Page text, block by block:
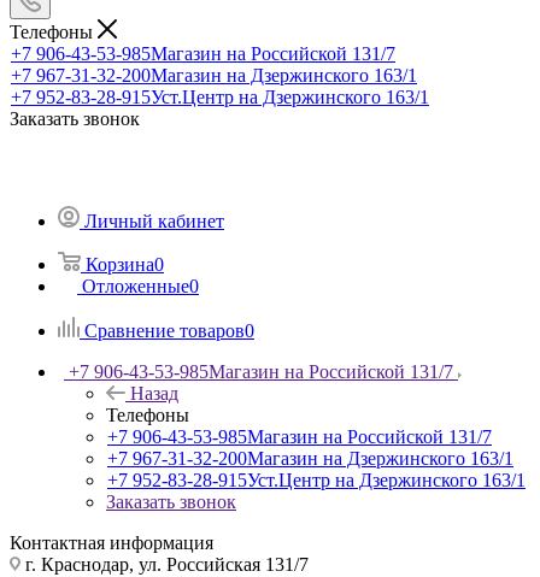
Телефоны
+7 906-43-53-985Магазин на Российской 131/7
+7 967-31-32-200Магазин на Дзержинского 163/1
+7 952-83-28-915Уст.Центр на Дзержинского 163/1
Заказать звонок
Личный кабинет
Корзина0
Отложенные0
Сравнение товаров0
+7 906-43-53-985Магазин на Российской 131/7
Назад
Телефоны
+7 906-43-53-985Магазин на Российской 131/7
+7 967-31-32-200Магазин на Дзержинского 163/1
+7 952-83-28-915Уст.Центр на Дзержинского 163/1
Заказать звонок
Контактная информация
г. Краснодар, ул. Российская 131/7